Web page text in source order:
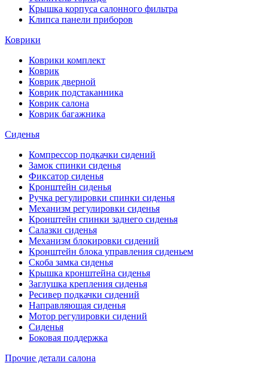
Крышка корпуса салонного фильтра
Клипса панели приборов
Коврики
Коврики комплект
Коврик
Коврик дверной
Коврик подстаканника
Коврик салона
Коврик багажника
Сиденья
Компрессор подкачки сидений
Замок спинки сиденья
Фиксатор сиденья
Кронштейн сиденья
Ручка регулировки спинки сиденья
Механизм регулировки сиденья
Кронштейн спинки заднего сиденья
Салазки сиденья
Механизм блокировки сидений
Кронштейн блока управления сиденьем
Скоба замка сиденья
Крышка кронштейна сиденья
Заглушка крепления сиденья
Ресивер подкачки сидений
Направляющая сиденья
Мотор регулировки сидений
Сиденья
Боковая поддержка
Прочие детали салона